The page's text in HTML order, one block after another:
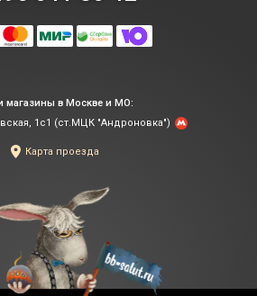
магазины в Москве и МО:
1с1 (ст.МЦК "Андроновка")
Карта проезда